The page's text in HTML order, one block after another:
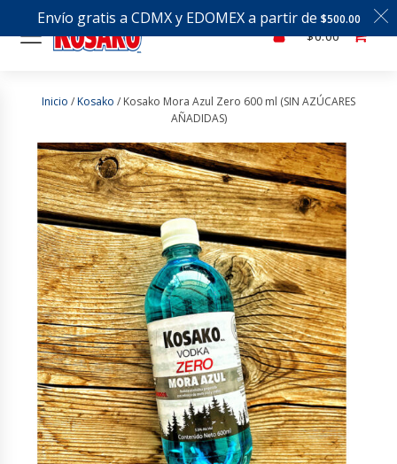
$0.00
Inicio /Kosako / Kosako Mora Azul Zero 600 ml (SIN AZÚCARES
AÑADIDAS)
Envío gratis a CDMX y EDOMEX a partir de $500.00